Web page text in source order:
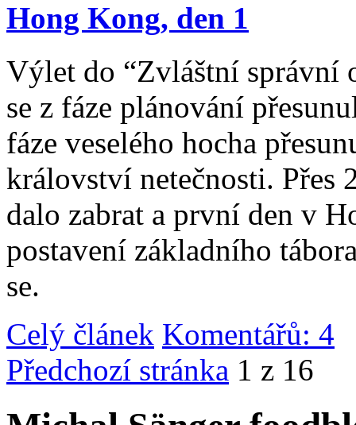
Hong Kong, den 1
Výlet do “Zvláštní správní
se z fáze plánování
fáze veselého hocha
království netečnosti. Přes
dalo zabrat a první den v
postavení základního
se.
Celý článek Komentářů: 4
Předchozí stránka 1 z 16